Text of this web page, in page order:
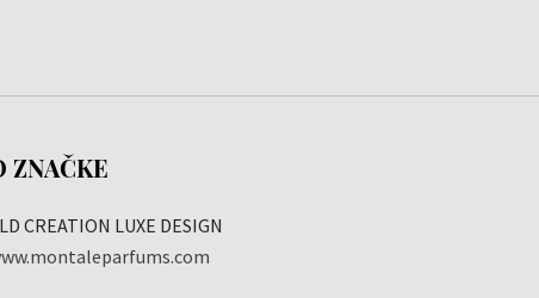
ZNAČKE
CREATION LUXE DESIGN